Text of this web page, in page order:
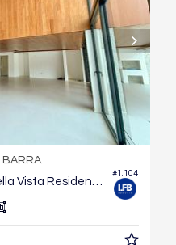
#1.104
BARRA
Casa em Condomínio no Bella Vista Residence Club